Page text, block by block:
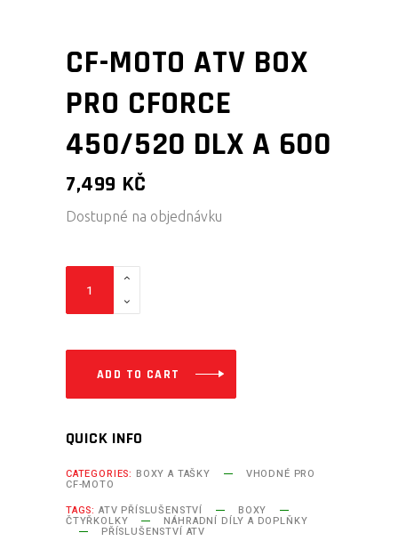
CF-MOTO ATV BOX
PRO CFORCE
450/520 DLX A 600
7,499 KČ
Dostupné na objednávku
BOX
CFORCE
DLX
A
quantity
ADD TO CART
QUICK INFO
CATEGORIES: BOXY A TAŠKY VHODNÉ PRO
CF-MOTO
TAGS: ATV PŘÍSLUŠENSTVÍ BOXY
ČTYŘKOLKY NÁHRADNÍ DÍLY A DOPLŇKY
PŘÍSLUŠENSTVÍ ATV